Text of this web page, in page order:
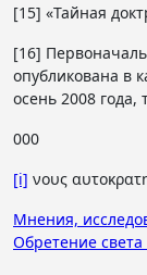
[15] «Тайная
[16]
опубликована в
осень 2008 года,
000
[i] νους
по
Мнения,
Обретение света